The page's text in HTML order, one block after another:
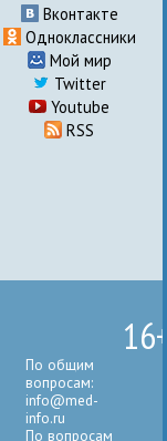
Вконтакте
Одноклассники
Мой мир
Twitter
Youtube
RSS
По общим
вопросам:
info@med-
info.ru
По вопросам